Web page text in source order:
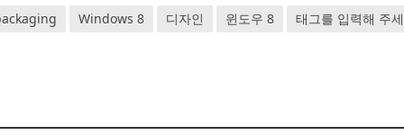
Windows 8 디자인 윈도우 8 태그를 입력해 주